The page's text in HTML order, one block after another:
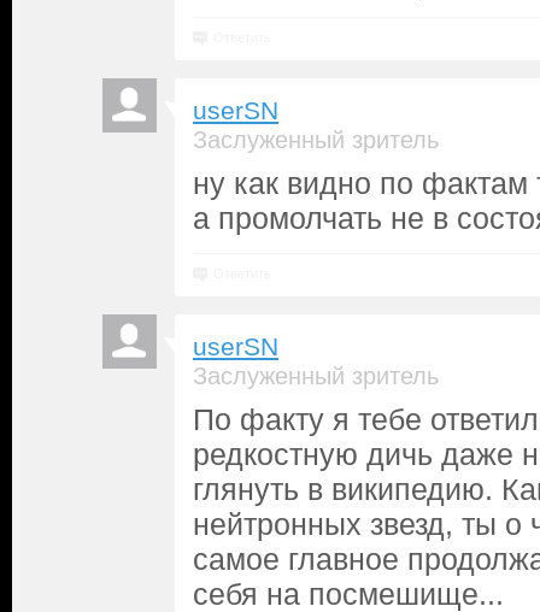
userSN
Заслуженный зритель
ну как видно по фактам
а промолчать не в
userSN
Заслуженный зритель
По факту я тебе
редкостную дичь даже
глянуть в википедию.
нейтронных звезд, ты
самое главное
себя на посмешище...